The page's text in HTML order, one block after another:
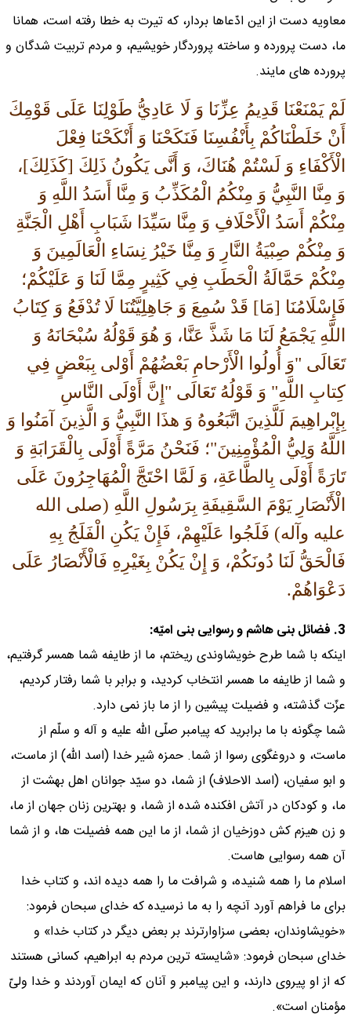
معاويه دست از اين ادّعاها بردار، كه تيرت به خطا رفته است، همانا
ما، دست پرورده و ساخته پروردگار خويشيم، و مردم تربيت شدگان و
پرورده هاى مايند.
لَمْ يَمْنَعْنَا قَدِيمُ عِزِّنَا وَ لَا عَادِيُّ طَوْلِنَا عَلَى قَوْمِكَ
أَنْ خَلَطْنَاكُمْ بِأَنْفُسِنَا فَنَكَحْنَا وَ أَنْكَحْنَا فِعْلَ
الْأَكْفَاءِ وَ لَسْتُمْ هُنَاكَ، وَ أَنَّى يَكُونُ ذَلِكَ [كَذَلِكَ]،
وَ مِنَّا النَّبِيُّ وَ مِنْكُمُ الْمُكَذِّبُ وَ مِنَّا أَسَدُ اللَّهِ وَ
مِنْكُمْ أَسَدُ الْأَحْلَافِ وَ مِنَّا سَيِّدَا شَبَابِ أَهْلِ الْجَنَّةِ
وَ مِنْكُمْ صِبْيَةُ النَّارِ وَ مِنَّا خَيْرُ نِسَاءِ الْعَالَمِينَ وَ
مِنْكُمْ حَمَّالَةُ الْحَطَبِ فِي كَثِيرٍ مِمَّا لَنَا وَ عَلَيْكُمْ؛
فَإِسْلَامُنَا [مَا] قَدْ سُمِعَ وَ جَاهِلِيَّتُنَا لَا تُدْفَعُ وَ كِتَابُ
اللَّهِ يَجْمَعُ لَنَا مَا شَذَّ عَنَّا، وَ هُوَ قَوْلُهُ سُبْحَانَهُ وَ
تَعَالَى "وَ أُولُوا الْأَرْحامِ بَعْضُهُمْ أَوْلى بِبَعْضٍ فِي
كِتابِ اللَّهِ" وَ قَوْلُهُ تَعَالَى "إِنَّ أَوْلَى النَّاسِ
بِإِبْراهِيمَ لَلَّذِينَ اتَّبَعُوهُ وَ هذَا النَّبِيُّ وَ الَّذِينَ آمَنُوا وَ
اللَّهُ وَلِيُّ الْمُؤْمِنِينَ"؛ فَنَحْنُ مَرَّةً أَوْلَى بِالْقَرَابَةِ وَ
تَارَةً أَوْلَى بِالطَّاعَةِ، وَ لَمَّا احْتَجَّ الْمُهَاجِرُونَ عَلَى
الْأَنْصَارِ يَوْمَ السَّقِيفَةِ بِرَسُولِ اللَّهِ (صلی الله
علیه وآله) فَلَجُوا عَلَيْهِمْ، فَإِنْ يَكُنِ الْفَلَجُ بِهِ
فَالْحَقُّ لَنَا دُونَكُمْ، وَ إِنْ يَكُنْ بِغَيْرِهِ فَالْأَنْصَارُ عَلَى
دَعْوَاهُمْ.
3. فضائل بنى هاشم و رسوايى بنى اميّه:
اينكه با شما طرح خويشاوندى ريختم، ما از طايفه شما همسر گرفتيم،
و شما از طايفه ما همسر انتخاب كرديد، و برابر با شما رفتار كرديم،
عزّت گذشته، و فضيلت پيشين را از ما باز نمى دارد.
شما چگونه با ما برابريد كه پيامبر صلّى اللّه عليه و آله و سلّم از
ماست، و دروغگوى رسوا از شما. حمزه شير خدا (اسد اللّه) از ماست،
و ابو سفيان، (اسد الاحلاف) از شما، دو سيّد جوانان اهل بهشت از
ما، و كودكان در آتش افكنده شده از شما، و بهترين زنان جهان از ما،
و زن هيزم كش دوزخيان از شما، از ما اين همه فضيلت ها، و از شما
آن همه رسوايى هاست.
اسلام ما را همه شنيده، و شرافت ما را همه ديده اند، و كتاب خدا
براى ما فراهم آورد آنچه را به ما نرسيده كه خداى سبحان فرمود:
«خويشاوندان، بعضى سزاوارترند بر بعض ديگر در كتاب خدا» و
خداى سبحان فرمود: «شايسته ترين مردم به ابراهيم، كسانى هستند
كه از او پيروى دارند، و اين پيامبر و آنان كه ايمان آوردند و خدا ولىّ
مؤمنان است».